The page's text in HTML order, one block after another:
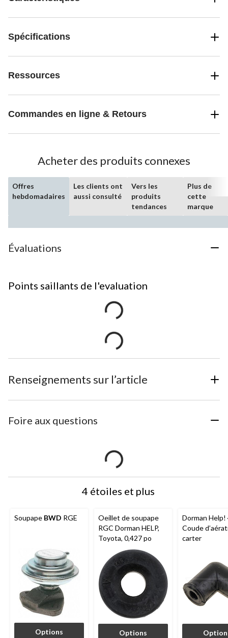
Spécifications
Ressources
Commandes en ligne & Retours
Acheter des produits connexes
Offres
hebdomadaires
Les clients ont
aussi consulté
Vers les
produits
tendances
Plus de
cette
marque
Évaluations
Points saillants de l'evaluation
Renseignements sur l’article
Foire aux questions
4 étoiles et plus
Soupape BWD RGE
Options
Oeillet de soupape
RGC Dorman HELP,
Toyota, 0,427 po
Options
Dorman Help!
Coude
carter